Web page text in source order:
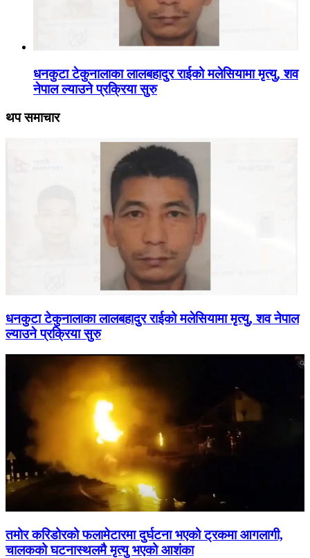
धनकुटा टेकुनालाका लालबहादुर राईको मलेसियामा मृत्यु, शव
नेपाल ल्याउने प्रक्रिया सुरु
थप समाचार
धनकुटा टेकुनालाका लालबहादुर राईको मलेसियामा मृत्यु, शव नेपाल
ल्याउने प्रक्रिया सुरु
तमोर करिडोरको फलामेटारमा दुर्घटना भएको ट्रकमा आगलागी,
चालकको घटनास्थलमै मृत्यु भएको आशंका